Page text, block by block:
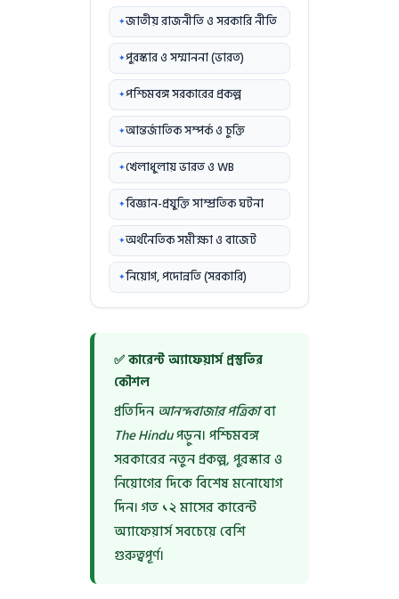
জাতীয় রাজনীতি ও সরকারি নীতি
পুরস্কার ও সম্মাননা (ভারত)
পশ্চিমবঙ্গ সরকারের প্রকল্প
আন্তর্জাতিক সম্পর্ক ও চুক্তি
খেলাধুলায় ভারত ও WB
বিজ্ঞান-প্রযুক্তি সাম্প্রতিক ঘটনা
অর্থনৈতিক সমীক্ষা ও বাজেট
নিয়োগ, পদোন্নতি (সরকারি)
✅ কারেন্ট অ্যাফেয়ার্স প্রস্তুতির
কৌশল
প্রতিদিন আনন্দবাজার পত্রিকাবা
The Hinduপড়ুন। পশ্চিমবঙ্গ
সরকারের নতুন প্রকল্প, পুরস্কার ও
নিয়োগের দিকে বিশেষ মনোযোগ
দিন। গত ১২ মাসের কারেন্ট
অ্যাফেয়ার্স সবচেয়ে বেশি
গুরুত্বপূর্ণ।